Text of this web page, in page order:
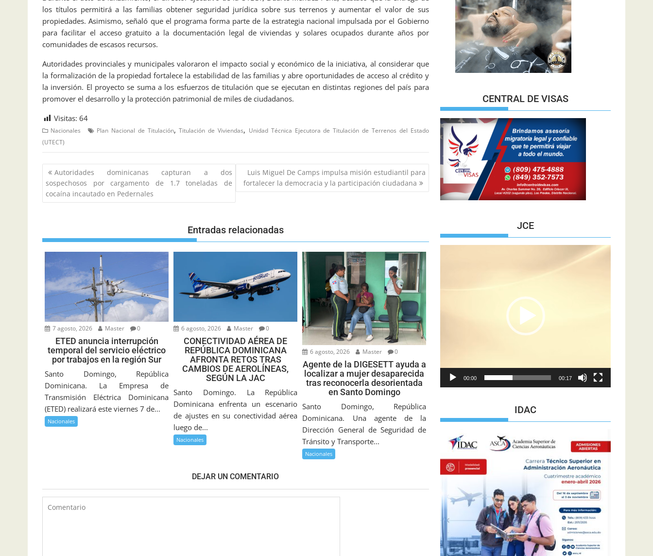
los títulos permitirá a las familias obtener seguridad jurídica sobre sus terrenos y aumentar el valor de sus
propiedades. Asimismo, señaló que el programa forma parte de la estrategia nacional impulsada por el Gobierno
para facilitar el acceso gratuito a la documentación legal de viviendas y solares ocupados durante años por
comunidades de escasos recursos.
Autoridades provinciales y municipales valoraron el impacto social y económico de la iniciativa, al considerar que
la formalización de la propiedad fortalece la estabilidad de las familias y abre oportunidades de acceso al crédito y
la inversión. El proyecto se suma a los esfuerzos de titulación que se ejecutan en distintas regiones del país para
promover el desarrollo y la protección patrimonial de miles de ciudadanos.
Visitas: 64
Nacionales Plan Nacional de Titulación,Titulación de Viviendas, Unidad Técnica Ejecutora de Titulación de Terrenos del Estado
(UTECT)
Autoridades dominicanas capturan a dos
sospechosos por cargamento de 1.7 toneladas de
cocaína incautado en Pedernales
Luis Miguel De Camps impulsa misión estudiantil para
fortalecer la democracia y la participación ciudadana
Entradas relacionadas
7 agosto, 2026 Master 0
ETED anuncia interrupción
temporal del servicio eléctrico
por trabajos en la región Sur
Santo Domingo, República
Dominicana. La Empresa de
Transmisión Eléctrica Dominicana
(ETED) realizará este viernes 7 de...
Nacionales
6 agosto, 2026 Master 0
CONECTIVIDAD AÉREA DE
REPÚBLICA DOMINICANA
AFRONTA RETOS TRAS
CAMBIOS DE AEROLÍNEAS,
SEGÚN LA JAC
Santo Domingo. La República
Dominicana enfrenta un escenario
de ajustes en su conectividad aérea
luego de...
Nacionales
6 agosto, 2026 Master 0
Agente de la DIGESETT ayuda a
localizar a mujer desaparecida
tras reconocerla desorientada
en Santo Domingo
Santo Domingo, República
Dominicana. Una agente de la
Dirección General de Seguridad de
Tránsito y Transporte...
Nacionales
DEJAR UN COMENTARIO
CENTRAL DE VISAS
JCE
00:00 00:17
IDAC